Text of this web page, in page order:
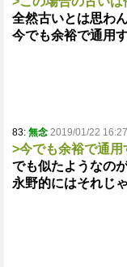
全然古いとは思わ
今でも余裕で通用
83: 無念 2019/01/22
>今でも余裕で通
でも似たようなの
永野的にはそれじ